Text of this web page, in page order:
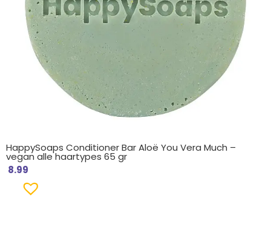
HappySoaps Conditioner Bar Aloë You Vera Much –
vegan alle haartypes 65 gr
8.99